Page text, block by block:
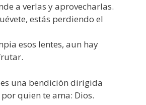
a verlas y aprovecharlas.
estás perdiendo el
esos lentes, aun hay
una bendición dirigida
quien te ama: Dios.